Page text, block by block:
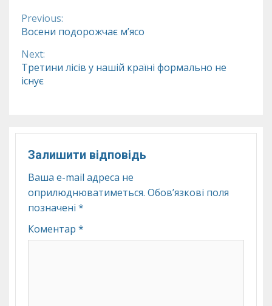
Continue
Reading
Previous:
Восени подорожчає м’ясо
Next:
Третини лісів у нашій країні формально не
існує
Залишити відповідь
Ваша e-mail адреса не
оприлюднюватиметься. Обов’язкові поля
позначені *
Коментар *